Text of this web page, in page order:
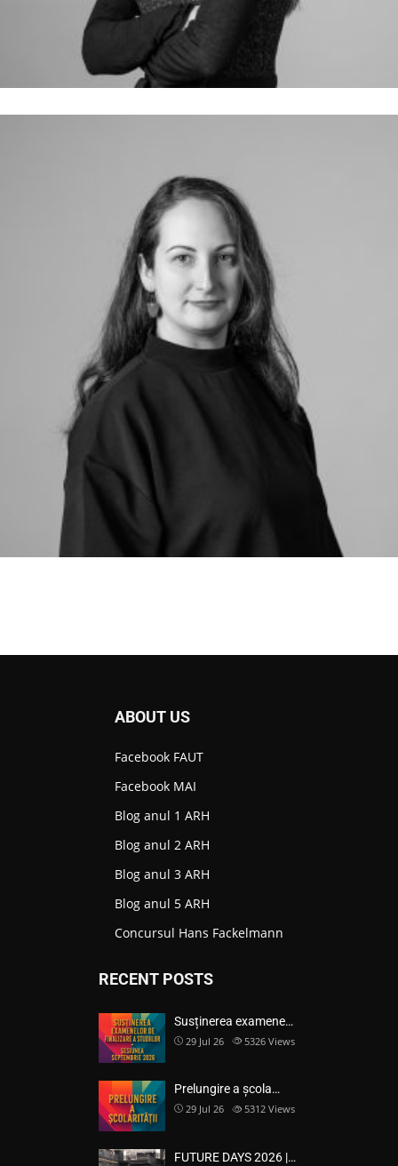
ABOUT US
Facebook FAUT
Facebook MAI
Blog anul 1 ARH
Blog anul 2 ARH
Blog anul 3 ARH
Blog anul 5 ARH
Concursul Hans Fackelmann
RECENT POSTS
Susținerea examene…
29 Jul 26 5326 Views
Prelungire a școla…
29 Jul 26 5312 Views
FUTURE DAYS 2026 |…